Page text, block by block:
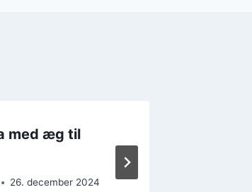
med æg til
26. december 2024